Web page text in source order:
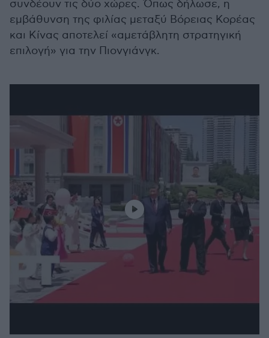
συνδέουν τις δύο χώρες. Όπως δήλωσε, η
εμβάθυνση της φιλίας μεταξύ Βόρειας Κορέας
και Κίνας αποτελεί «αμετάβλητη στρατηγική
επιλογή» για την Πιονγιάνγκ.